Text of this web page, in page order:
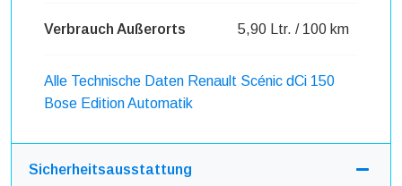
Verbrauch Außerorts 5,90 Ltr. / 100 km
Alle Technische Daten Renault Scénic dCi 150
Bose Edition Automatik
Sicherheitsausstattung